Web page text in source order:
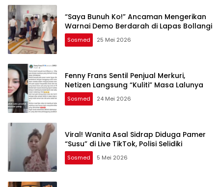
“Saya Bunuh Ko!” Ancaman Mengerikan
Warnai Demo Berdarah di Lapas Bollangi
Sosmed 25 Mei 2026
Fenny Frans Sentil Penjual Merkuri,
Netizen Langsung “Kuliti” Masa Lalunya
Sosmed 24 Mei 2026
Viral! Wanita Asal Sidrap Diduga Pamer
“Susu” di Live TikTok, Polisi Selidiki
Sosmed 5 Mei 2026